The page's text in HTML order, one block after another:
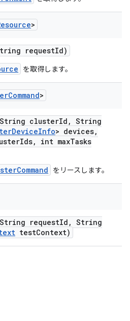
>
requestId)
を取得します。
Command>
clusterId , String
DeviceInfo> devices,
Ids, int maxTasks
をリースします。
requestId , String
testContext)